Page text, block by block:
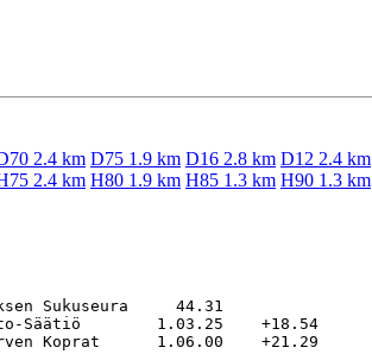
2.4 km D75 1.9 km D16 2.8 km D12 2.4 km
2.4 km H80 1.9 km H85 1.3 km H90 1.3 km
Sukuseura     44.31
Säätiö        1.03.25    +18.54